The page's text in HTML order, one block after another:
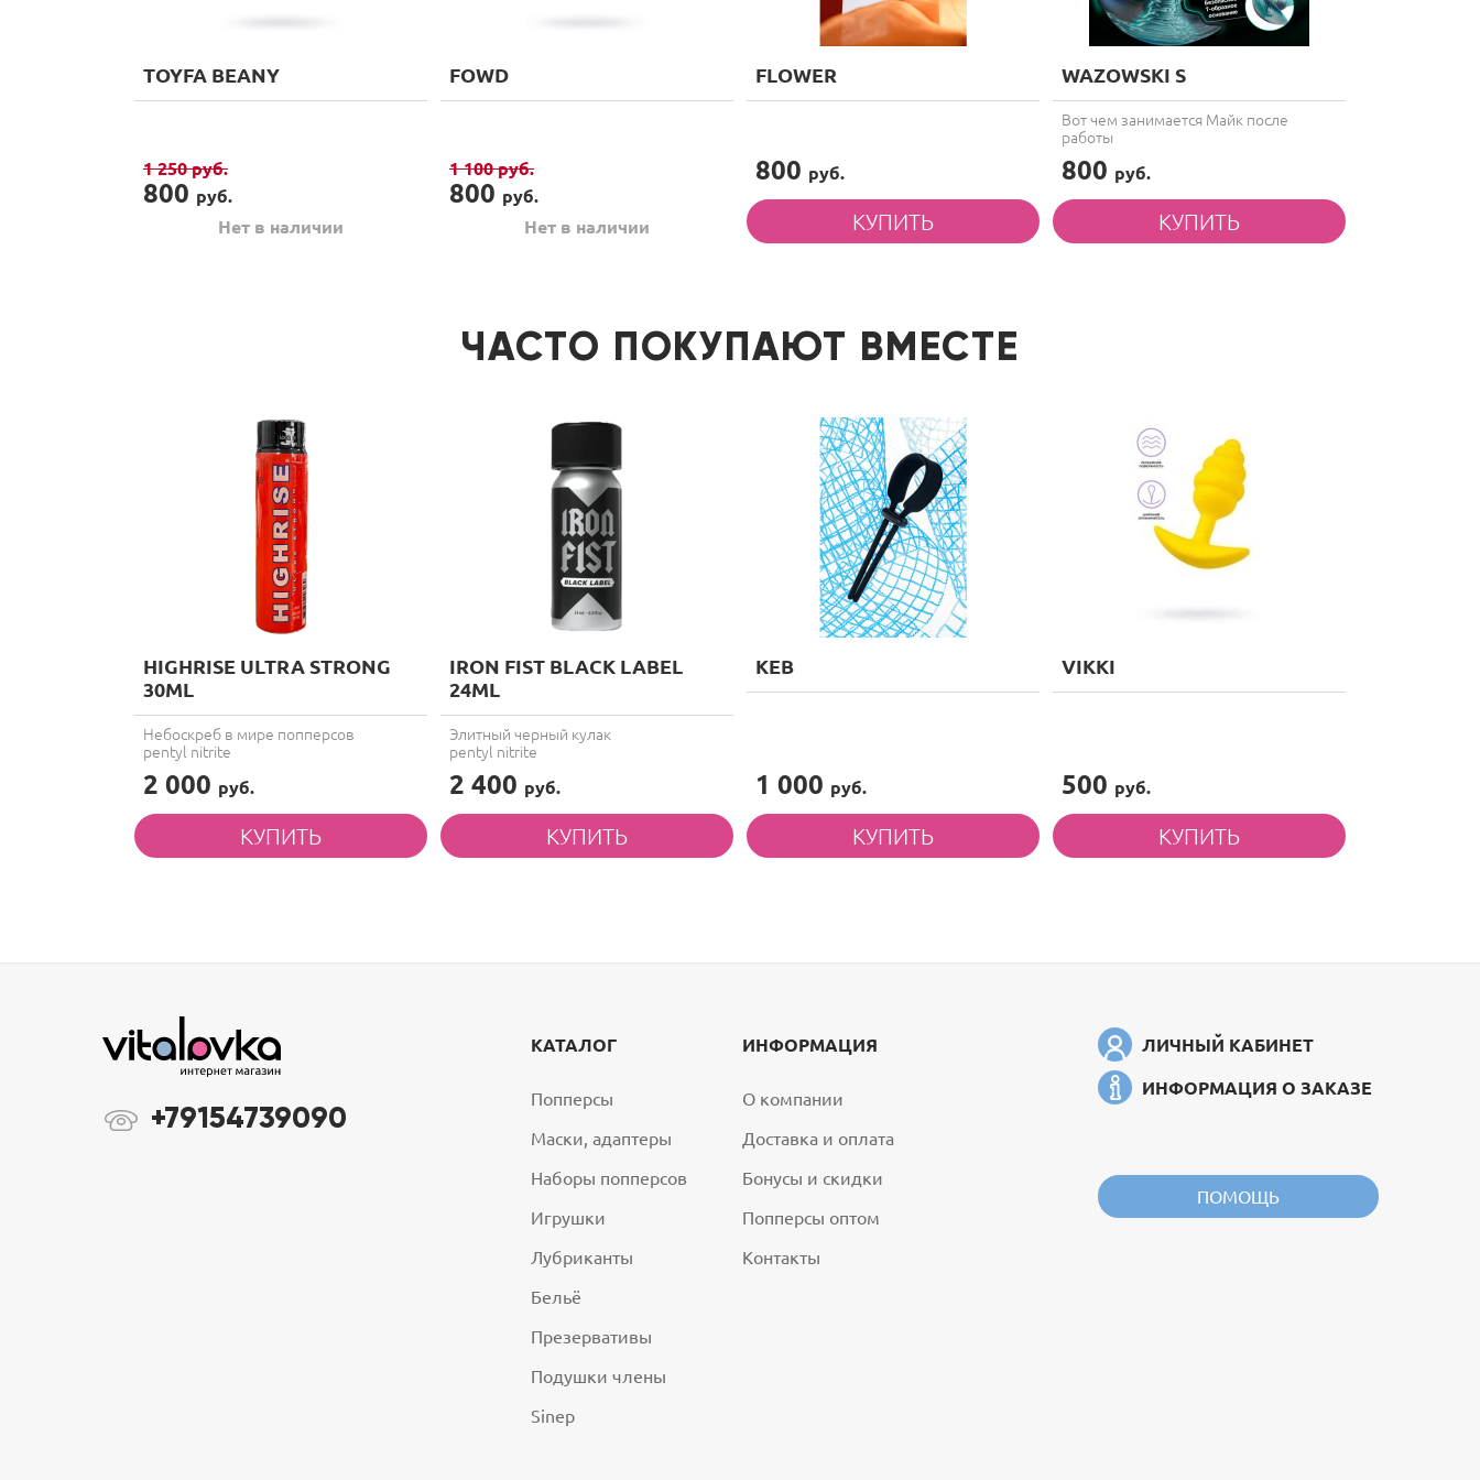
TOYFA BEANY
1 250руб.
800 руб.
Нет в наличии
FOWD
1 100руб.
800 руб.
Нет в наличии
FLOWER
800 руб.
WAZOWSKI S
Вот чем занимается Майк после
работы
800 руб.
ЧАСТО ПОКУПАЮТ ВМЕСТЕ
HIGHRISE ULTRA STRONG
30ML
Небоскреб в мире попперсов
pentyl nitrite
2 000 руб.
IRON FIST BLACK LABEL
24ML
Элитный черный кулак
pentyl nitrite
2 400 руб.
KEB
1 000 руб.
VIKKI
500 руб.
+79154739090
КАТАЛОГ
Попперсы
Маски, адаптеры
Наборы попперсов
Игрушки
Лубриканты
Бельё
Презервативы
Подушки члены
Sinep
ИНФОРМАЦИЯ
О компании
Доставка и оплата
Бонусы и скидки
Попперсы оптом
Контакты
ЛИЧНЫЙ КАБИНЕТ
ИНФОРМАЦИЯ О ЗАКАЗЕ
ПОМОЩЬ